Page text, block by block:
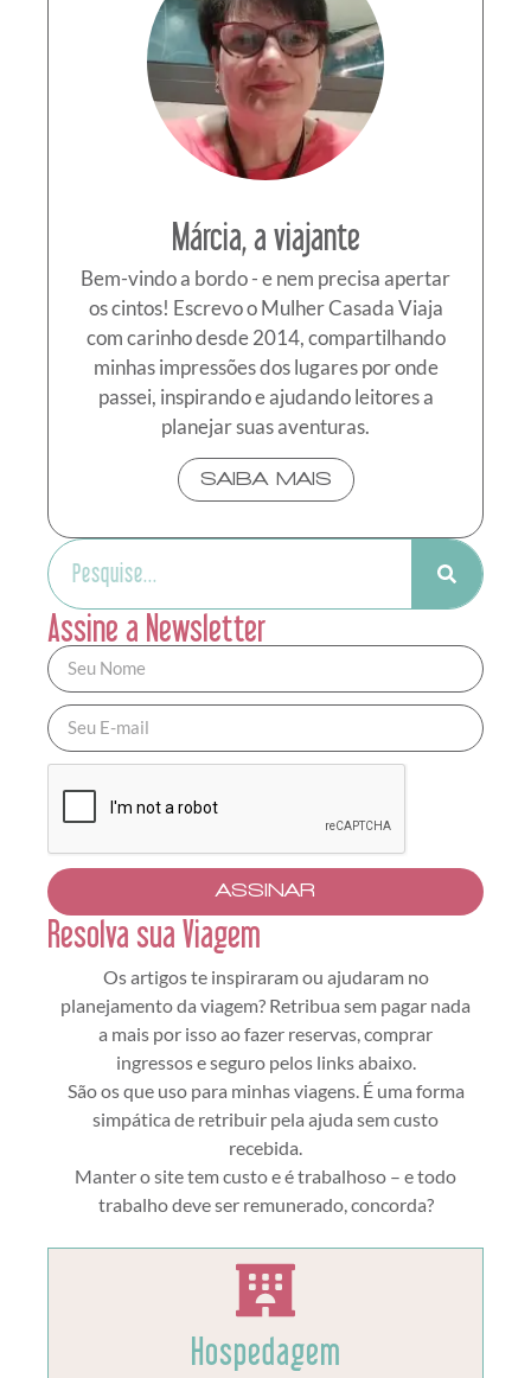
Márcia, a viajante
Bem-vindo a bordo - e nem precisa apertar
os cintos! Escrevo o Mulher Casada Viaja
com carinho desde 2014, compartilhando
minhas impressões dos lugares por onde
passei, inspirando e ajudando leitores a
planejar suas aventuras.
SAIBA MAIS
Assine a Newsletter
ASSINAR
Resolva sua Viagem
Os artigos te inspiraram ou ajudaram no
planejamento da viagem? Retribua sem pagar nada
a mais por isso ao fazer reservas, comprar
ingressos e seguro pelos links abaixo.
São os que uso para minhas viagens. É uma forma
simpática de retribuir pela ajuda sem custo
recebida.
Manter o site tem custo e é trabalhoso – e todo
trabalho deve ser remunerado, concorda?
Hospedagem